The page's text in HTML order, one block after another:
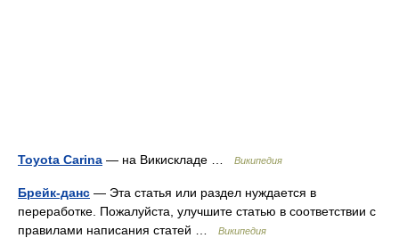
Toyota Carina — на Викискладе … Википедия
Брейк-данс — Эта статья или раздел нуждается в
переработке. Пожалуйста, улучшите статью в соответствии с
правилами написания статей …
Википедия